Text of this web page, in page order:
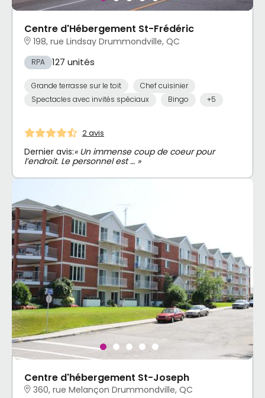
Centre d'Hébergement St-Frédéric
198, rue Lindsay Drummondville, QC
RPA 127 unités
Grande terrasse sur le toit
Chef cuisinier
Spectacles avec invités spéciaux
Bingo +5
2 avis
Dernier avis:« Un immense coup de coeur pour
l’endroit. Le personnel est … »
Centre d'hébergement St-Joseph
360, rue Melançon Drummondville, QC